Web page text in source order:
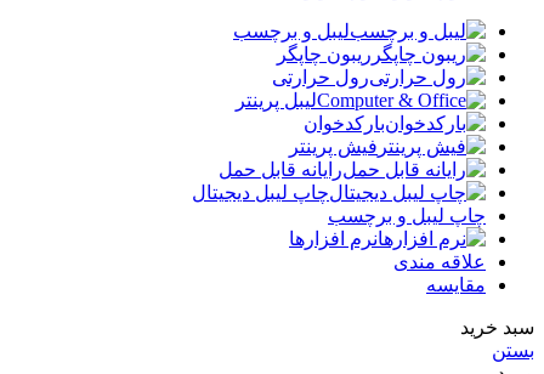
لیبل و برچسب
ریبون چاپگر
رول حرارتی
لیبل پرینتر
بارکدخوان
فیش پرینتر
رایانه قابل حمل
چاپ لیبل دیجیتال
چاپ لیبل و برچسب
نرم افزارها
علاقه مندی
مقایسه
سبد خرید
بستن